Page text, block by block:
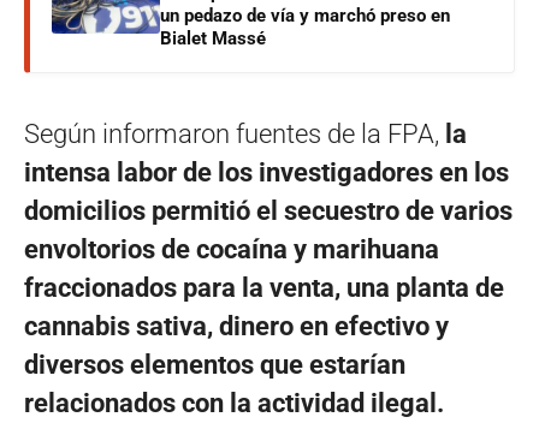
un pedazo de vía y marchó preso en
Bialet Massé
Según informaron fuentes de la FPA, la
intensa labor de los investigadores en los
domicilios permitió el secuestro de varios
envoltorios de cocaína y marihuana
fraccionados para la venta, una planta de
cannabis sativa, dinero en efectivo y
diversos elementos que estarían
relacionados con la actividad ilegal.